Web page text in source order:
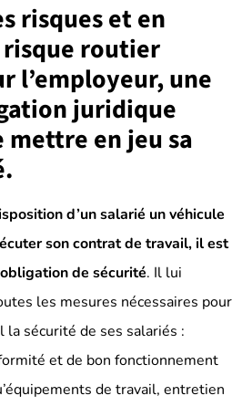
risques et en
routier
l’employeur, une
juridique
mettre en jeu sa
d’un salarié un véhicule
son contrat de travail, il est
de sécurité. Il lui
les mesures nécessaires pour
sécurité de ses salariés :
et de bon fonctionnement
de travail, entretien